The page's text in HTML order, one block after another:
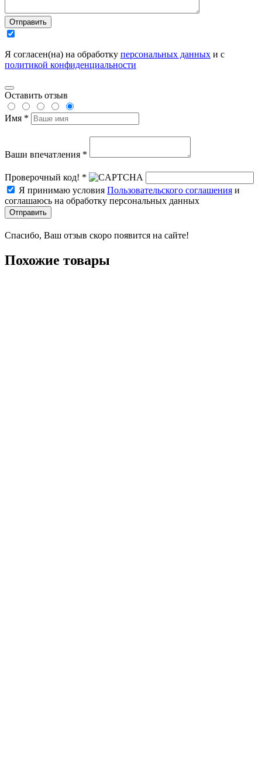
Отправить
Я согласен(на) на обработку персональных данных и с
политикой конфиденциальности
Оставить отзыв
Имя *
Ваши впечатления *
Проверочный код! *
Я принимаю условия Пользовательского соглашения и
соглашаюсь на обработку персональных данных
Отправить
Спасибо, Ваш отзыв скоро появится на сайте!
Похожие товары